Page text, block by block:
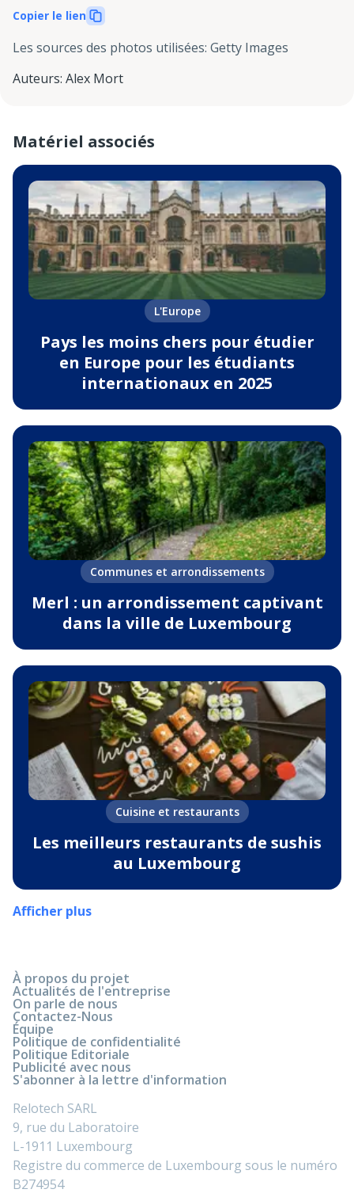
Copier le lien
Les sources des photos utilisées: Getty Images
Auteurs: Alex Mort
Matériel associés
L'Europe
Pays les moins chers pour étudier
en Europe pour les étudiants
internationaux en 2025
Communes et arrondissements
Merl : un arrondissement captivant
dans la ville de Luxembourg
Cuisine et restaurants
Les meilleurs restaurants de sushis
au Luxembourg
Afficher plus
À propos du projet
Actualités de l'entreprise
On parle de nous
Contactez-Nous
Équipe
Politique de confidentialité
Politique Editoriale
Publicité avec nous
S'abonner à la lettre d'information
Relotech SARL
9, rue du Laboratoire
L-1911 Luxembourg
Registre du commerce de Luxembourg sous le numéro
B274954